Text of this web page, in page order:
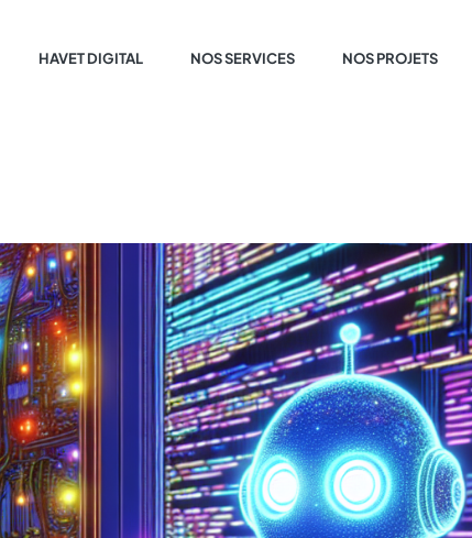
HAVET DIGITAL NOS SERVICES NOS PROJETS